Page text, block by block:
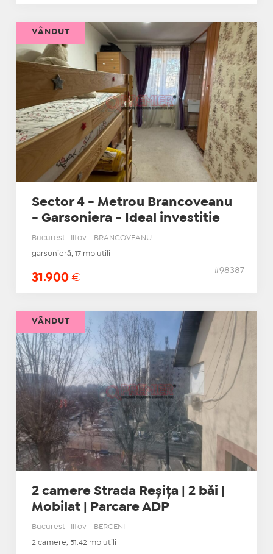
Sector 4 - Metrou Brancoveanu
- Garsoniera - Ideal investitie
Bucuresti-Ilfov - BRANCOVEANU
garsonieră, 17 mp utili
31.900 €
#98387
VÂNDUT
2 camere Strada Reșița | 2 băi |
Mobilat | Parcare ADP
Bucuresti-Ilfov - BERCENI
2 camere, 51.42 mp utili
VÂNDUT